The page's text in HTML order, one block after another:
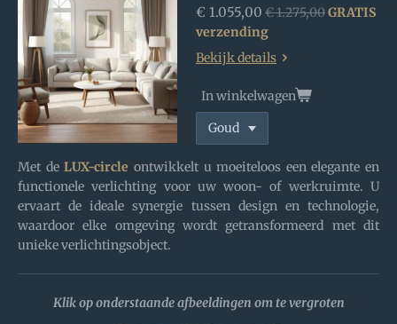
€ 1.055,00 € 1.275,00GRATIS
verzending
Bekijk details
In winkelwagen
Met deLUX-circle ontwikkelt u moeiteloos een elegante en
functionele verlichting voor uw woon- of werkruimte. U
ervaart de ideale synergie tussen design en technologie,
waardoor elke omgeving wordt getransformeerd met dit
unieke verlichtingsobject.
Klik op onderstaande afbeeldingen om te vergroten